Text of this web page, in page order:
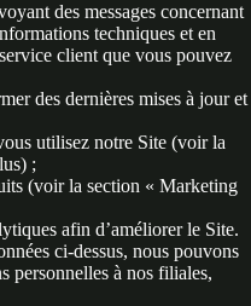
des messages concernant
techniques et en
client que vous pouvez
des dernières mises à jour et
utilisez notre Site (voir la
;
(voir la section « Marketing
afin d’améliorer le Site.
ci-dessus, nous pouvons
personnelles à nos filiales,